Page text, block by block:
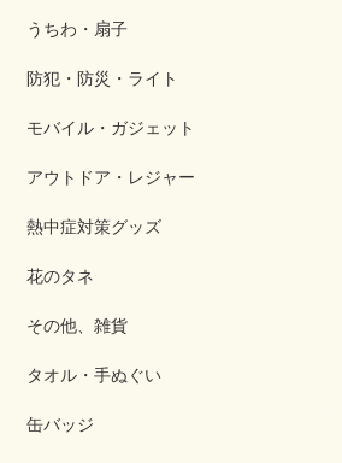
うちわ・扇子
防犯・防災・ライト
モバイル・ガジェット
アウトドア・レジャー
熱中症対策グッズ
花のタネ
その他、雑貨
タオル・手ぬぐい
缶バッジ